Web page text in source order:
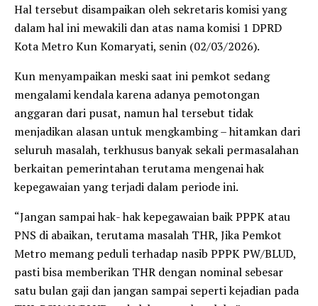
Hal tersebut disampaikan oleh sekretaris komisi yang
dalam hal ini mewakili dan atas nama komisi 1 DPRD
Kota Metro Kun Komaryati, senin (02/03/2026).
Kun menyampaikan meski saat ini pemkot sedang
mengalami kendala karena adanya pemotongan
anggaran dari pusat, namun hal tersebut tidak
menjadikan alasan untuk mengkambing – hitamkan dari
seluruh masalah, terkhusus banyak sekali permasalahan
berkaitan pemerintahan terutama mengenai hak
kepegawaian yang terjadi dalam periode ini.
“Jangan sampai hak- hak kepegawaian baik PPPK atau
PNS di abaikan, terutama masalah THR, Jika Pemkot
Metro memang peduli terhadap nasib PPPK PW/BLUD,
pasti bisa memberikan THR dengan nominal sebesar
satu bulan gaji dan jangan sampai seperti kejadian pada